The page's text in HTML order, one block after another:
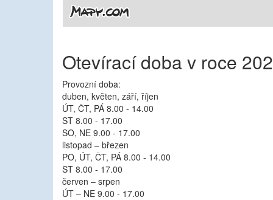
Otevírací doba v roce
Provozní doba:
duben, květen, září, říjen
ÚT, ČT, PÁ 8.00 - 14.00
ST 8.00 - 17.00
SO, NE 9.00 - 17.00
listopad – březen
PO, ÚT, ČT, PÁ 8.00 - 14.00
ST 8.00 - 17.00
červen – srpen
ÚT – NE 9.00 - 17.00